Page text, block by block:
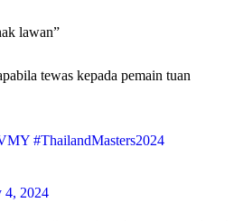
lawan”
tewas kepada pemain tuan
#ThailandMasters2024
4, 2024